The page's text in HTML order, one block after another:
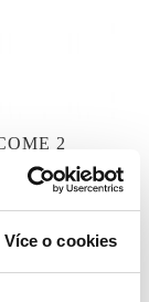
Více o cookies
2